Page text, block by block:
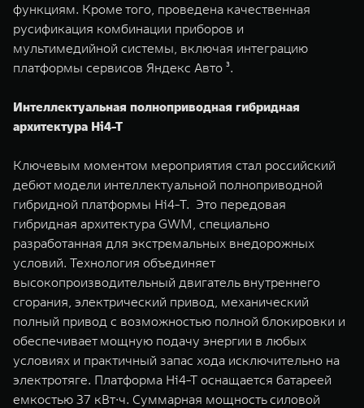
функциям. Кроме того, проведена качественная
русификация комбинации приборов и
мультимедийной системы, включая интеграцию
платформы сервисов Яндекс Авто ³.
Интеллектуальная полноприводная гибридная
архитектура Hi4-T
Ключевым моментом мероприятия стал российский
дебют модели интеллектуальной полноприводной
гибридной платформы Hi4-Т. Это передовая
гибридная архитектура GWM, специально
разработанная для экстремальных внедорожных
условий. Технология объединяет
высокопроизводительный двигатель внутреннего
сгорания, электрический привод, механический
полный привод с возможностью полной блокировки и
обеспечивает мощную подачу энергии в любых
условиях и практичный запас хода исключительно на
электротяге. Платформа Hi4-T оснащается батареей
емкостью 37 кВт∙ч. Суммарная мощность силовой